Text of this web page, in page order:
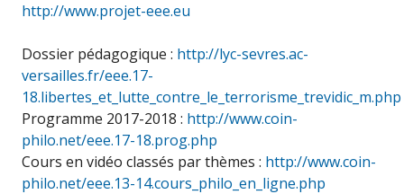
http://www.projet-eee.eu
Dossier pédagogique : http://lyc-sevres.ac-
versailles.fr/eee.17-
18.libertes_et_lutte_contre_le_terrorisme_trevidic_m.php
Programme 2017-2018 : http://www.coin-
philo.net/eee.17-18.prog.php
Cours en vidéo classés par thèmes : http://www.coin-
philo.net/eee.13-14.cours_philo_en_ligne.php